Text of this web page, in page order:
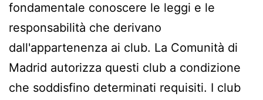
fondamentale conoscere le leggi e le
responsabilità che derivano
dall'appartenenza ai club. La Comunità di
Madrid autorizza questi club a condizione
che soddisfino determinati requisiti. I club